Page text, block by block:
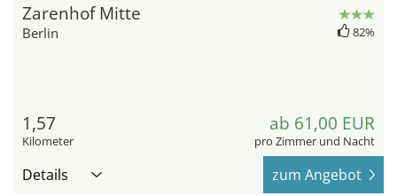
Zarenhof Mitte
Berlin 82%
1,57
Kilometer
ab 61,00 EUR
pro Zimmer und Nacht
Details zum Angebot